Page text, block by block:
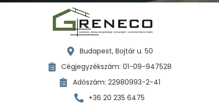
GRENECO
KFT.
KAPCSOLAT
Budapest, Bojtár u. 50
Cégjegyzékszám: 01-09-947528
Adószám: 22980993-2-41
+36 20 235 6475